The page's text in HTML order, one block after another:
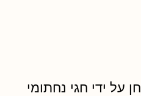
על ידי חגי נחתומי